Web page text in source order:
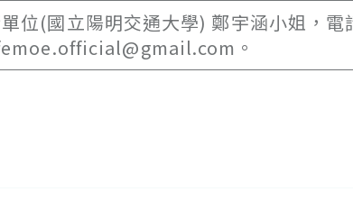
位(國立陽明交通大學) 鄭宇涵小姐，電
。